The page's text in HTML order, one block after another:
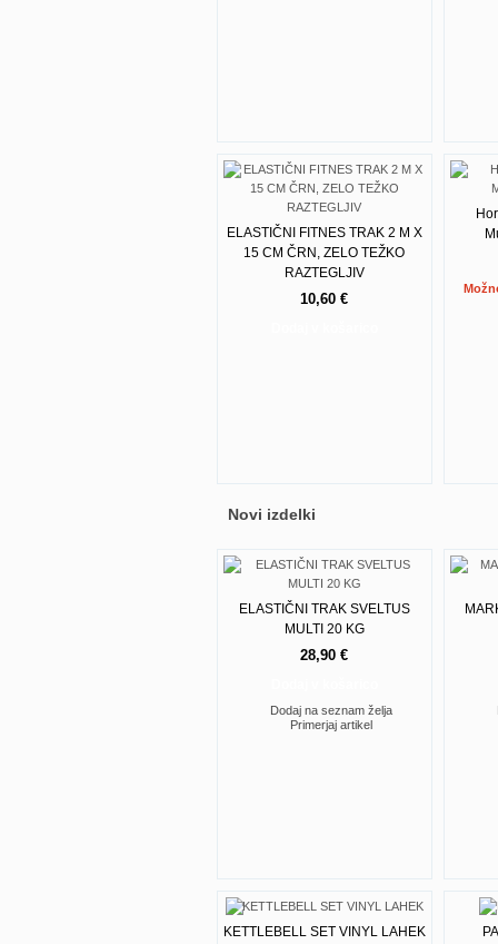
ELASTIČNI FITNES TRAK 2 M X
15 CM ČRN, ZELO TEŽKO
RAZTEGLJIV
10,60 €
Novi izdelki
ELASTIČNI TRAK SVELTUS
MULTI 20 KG
28,90 €
Dodaj na seznam želja
Primerjaj artikel
KETTLEBELL SET VINYL LAHEK